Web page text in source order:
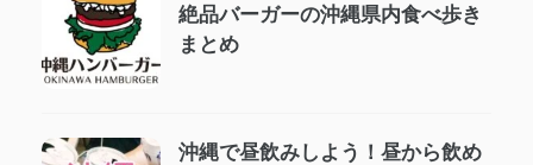
絶品バーガーの沖縄県内食べ歩き
まとめ
沖縄で昼飲みしよう！昼から飲め